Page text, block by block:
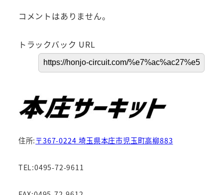
コメントはありません。
トラックバック URL
住所: 〒367-0224 埼玉県本庄市児玉町高柳883
TEL:0495-72-9611